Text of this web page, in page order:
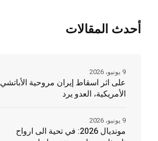
أحدث المقالات
على اثر اسقاط إيران مروحية الأباتشي
الأمريكية، العدو يرد
9 يونيو، 2026
مونديال 2026: في تحية الى ارواح
9 يونيو، 2026